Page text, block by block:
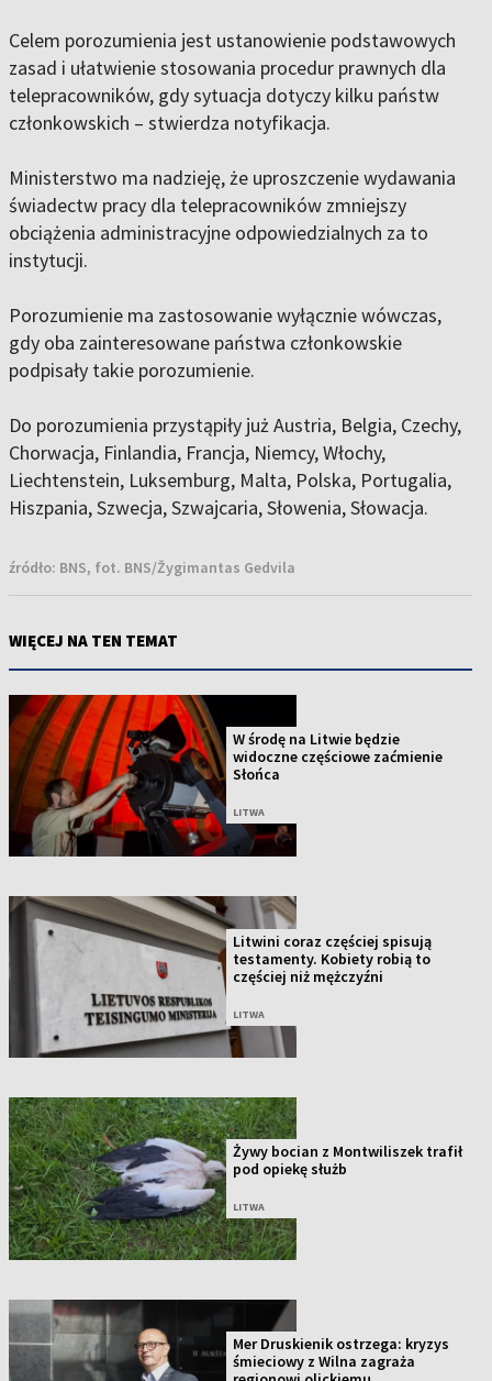
Celem porozumienia jest ustanowienie podstawowych
zasad i ułatwienie stosowania procedur prawnych dla
telepracowników, gdy sytuacja dotyczy kilku państw
członkowskich – stwierdza notyfikacja.
Ministerstwo ma nadzieję, że uproszczenie wydawania
świadectw pracy dla telepracowników zmniejszy
obciążenia administracyjne odpowiedzialnych za to
instytucji.
Porozumienie ma zastosowanie wyłącznie wówczas,
gdy oba zainteresowane państwa członkowskie
podpisały takie porozumienie.
Do porozumienia przystąpiły już Austria, Belgia, Czechy,
Chorwacja, Finlandia, Francja, Niemcy, Włochy,
Liechtenstein, Luksemburg, Malta, Polska, Portugalia,
Hiszpania, Szwecja, Szwajcaria, Słowenia, Słowacja.
źródło: BNS, fot. BNS/Žygimantas Gedvila
WIĘCEJ NA TEN TEMAT
W środę na Litwie będzie
widoczne częściowe zaćmienie
Słońca
LITWA
Litwini coraz częściej spisują
testamenty. Kobiety robią to
częściej niż mężczyźni
LITWA
Żywy bocian z Montwiliszek trafił
pod opiekę służb
LITWA
Mer Druskienik ostrzega: kryzys
śmieciowy z Wilna zagraża